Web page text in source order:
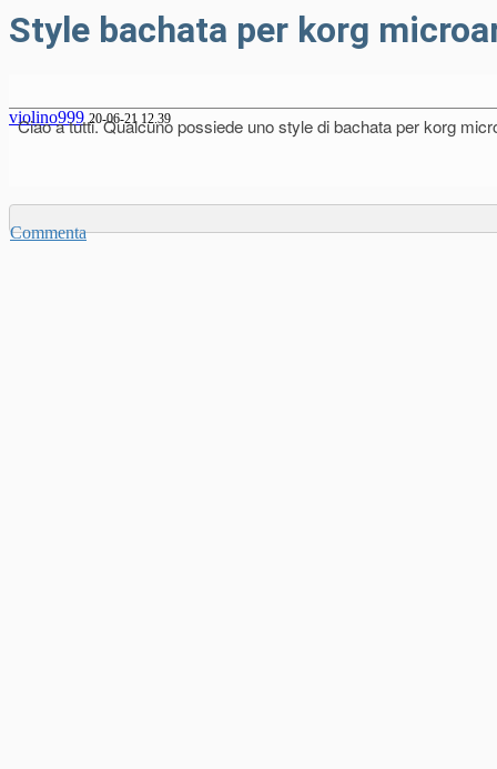
Style bachata per korg
violino999 20-06-21 12.39
Ciao a tutti. Qualcuno possiede uno style di bachata per korg
Commenta